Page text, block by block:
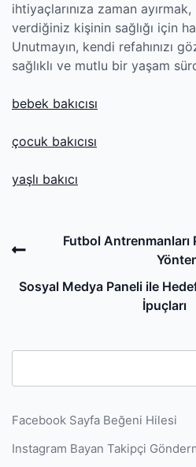
ihtiyaçlarınıza zaman
verdiğiniz kişinin sağlığı için
Unutmayın, kendi refahınızı
sağlıklı ve mutlu bir yaşam
bebek bakıcısı
çocuk bakıcısı
yaşlı bakıcı
Futbol Antrenmanları
Sosyal Medya Paneli ile
İpuçları
Facebook Sayfa Beğeni Hilesi
Instagram Bayan Takipçi